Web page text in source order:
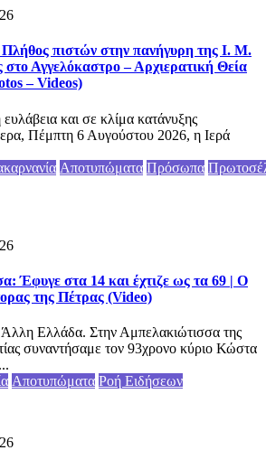
πιστών στην πανήγυρη της Ι. Μ.
Αγγελόκαστρο – Αρχιερατική Θεία
– Videos)
και σε κλίμα κατάνυξης
Πέμπτη 6 Αυγούστου 2026, η Ιερά
Αποτυπώματα Πρόσωπα
Έφυγε στα 14 και έχτιζε ως τα 69 | Ο
της Πέτρας (Video)
Ελλάδα. Στην Αμπελακιώτισσα της
συναντήσαμε τον 93χρονο κύριο Κώστα
Αποτυπώματα Ροή Ειδήσεων